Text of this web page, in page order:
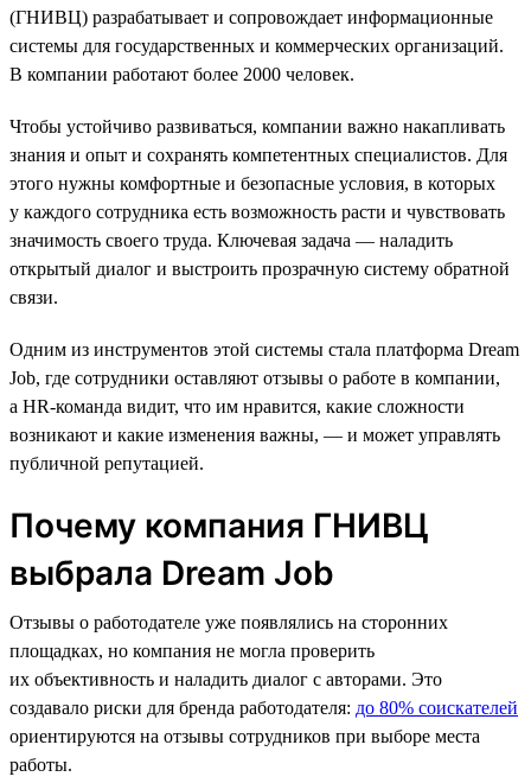
(ГНИВЦ) разрабатывает и сопровождает информационные
системы для государственных и коммерческих организаций.
В компании работают более 2000 человек.
Чтобы устойчиво развиваться, компании важно накапливать
знания и опыт и сохранять компетентных специалистов. Для
этого нужны комфортные и безопасные условия, в которых
у каждого сотрудника есть возможность расти и чувствовать
значимость своего труда. Ключевая задача — наладить
открытый диалог и выстроить прозрачную систему обратной
связи.
Одним из инструментов этой системы стала платформа Dream
Job, где сотрудники оставляют отзывы о работе в компании,
а HR-команда видит, что им нравится, какие сложности
возникают и какие изменения важны, — и может управлять
публичной репутацией.
Почему компания ГНИВЦ
выбрала Dream Job
Отзывы о работодателе уже появлялись на сторонних
площадках, но компания не могла проверить
их объективность и наладить диалог с авторами. Это
создавало риски для бренда работодателя: до 80% соискателей
ориентируются на отзывы сотрудников при выборе места
работы.